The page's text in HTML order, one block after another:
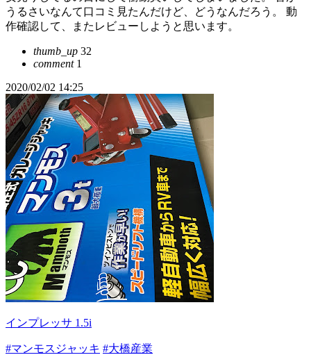
うるさいなんて口コミ見たんだけど、どうなんだろう。 動
作確認して、またレビューしようと思います。
thumb_up 32
comment1
2020/02/02 14:25
インプレッサ 1.5i
#マンモスジャッキ #大橋産業